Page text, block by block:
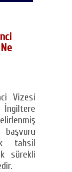
Vizesi
tahsil
sürekli